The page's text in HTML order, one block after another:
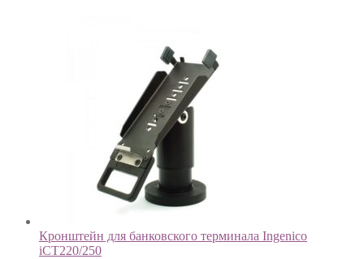
Кронштейн для банковского терминала Ingenico
iCT220/250